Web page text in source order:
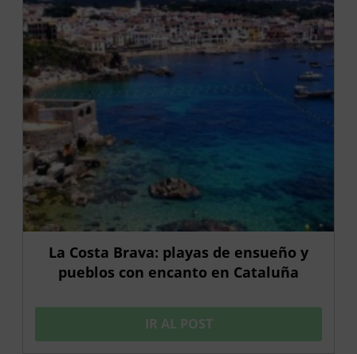
La Costa Brava: playas de ensueño y
pueblos con encanto en Cataluña
IR AL POST